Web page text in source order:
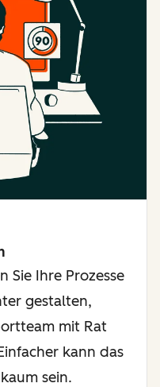
Sie Ihre Prozesse
gestalten,
mit Rat
kann das
sein.